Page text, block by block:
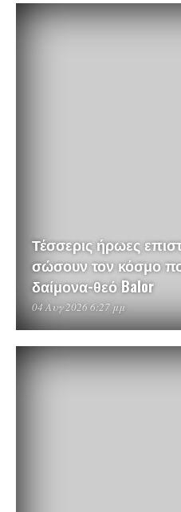
Τέσσερις ήρωες
σώσουν τον κόσμο
δαίμονα-θεό Balor
04 Αυγ 2026 6:27 μμ